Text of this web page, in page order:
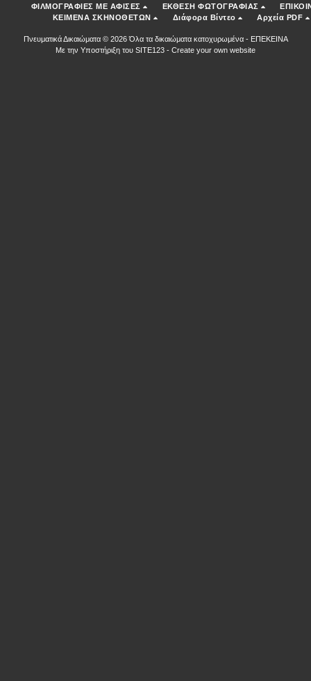
ΦΙΛΜΟΓΡΑΦΙΕΣ ΜΕ ΑΦΙΣΕΣ
ΕΚΘΕΣΗ ΦΩΤΟΓΡΑΦΙΑΣ
ΚΕΙΜΕΝΑ ΣΚΗΝΟΘΕΤΩΝ
Διάφορα Βίντεο Αρχεία PDF
Πνευματικά Δικαιώματα © 2026 Όλα τα δικαιώματα κατοχυρωμένα - ΕΠΕΚΕΙΝΑ
Με την Υποστήριξη του SITE123 - Create your own website